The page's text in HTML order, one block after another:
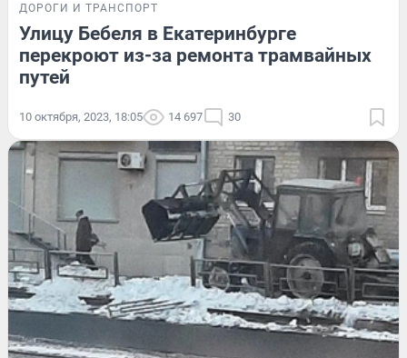
ДОРОГИ И ТРАНСПОРТ
Улицу Бебеля в Екатеринбурге
перекроют из-за ремонта трамвайных
путей
10 октября, 2023, 18:05 14 697 30